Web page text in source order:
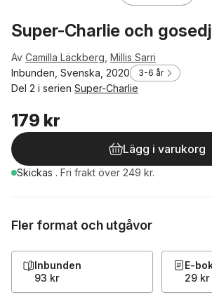
Super-Charlie och
Av Camilla Läckberg Millis Sarri
Inbunden, Svenska, 2020
3-6 år
Del 2 i serien Super-Charlie
179 kr
Lägg i varukorg
Skickas . Fri frakt över 249 kr.
Fler format och utgåvor
Inbunden
93 kr
E-
29 kr